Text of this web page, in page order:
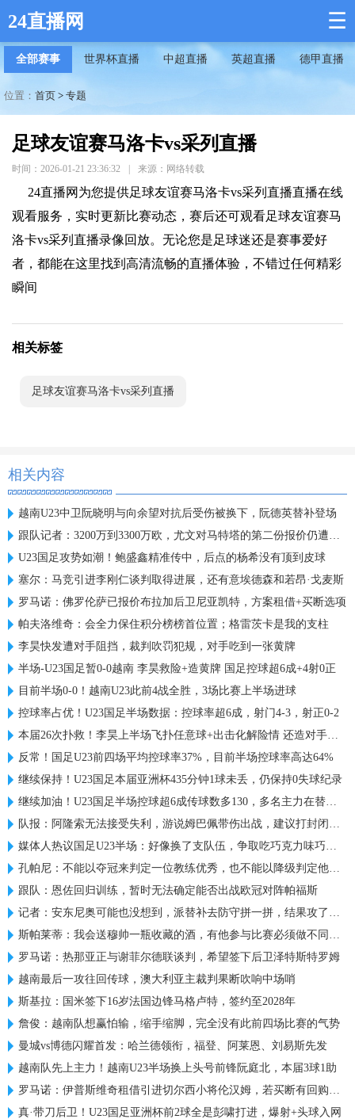
24直播网 ☰
全部赛事 世界杯直播 中超直播 英超直播 德甲直播
位置： 首页 > 专题
足球友谊赛马洛卡vs采列直播
时间：2026-01-21 23:36:32 来源：网络转载
24直播网为您提供足球友谊赛马洛卡vs采列直播直播在线
观看服务，实时更新比赛动态，赛后还可观看足球友谊赛马
洛卡vs采列直播录像回放。无论您是足球迷还是赛事爱好
者，都能在这里找到高清流畅的直播体验，不错过任何精彩
瞬间
相关标签
足球友谊赛马洛卡vs采列直播
相关内容
越南U23中卫阮晓明与向余望对抗后受伤被换下，阮德英替补登场
跟队记者：3200万到3300万欧，尤文对马特塔的第二份报价仍遭拒绝
U23国足攻势如潮！鲍盛鑫精准传中，后点的杨希没有顶到皮球
塞尔：马竞引进李刚仁谈判取得进展，还有意埃德森和若昂·戈麦斯
罗马诺：佛罗伦萨已报价布拉加后卫尼亚凯特，方案租借+买断选项
帕夫洛维奇：会全力保住积分榜榜首位置；格雷茨卡是我的支柱
李昊快发遭对手阻挡，裁判吹罚犯规，对手吃到一张黄牌
半场-U23国足暂0-0越南 李昊救险+造黄牌 国足控球超6成+4射0正
目前半场0-0！越南U23此前4战全胜，3场比赛上半场进球
控球率占优！U23国足半场数据：控球率超6成，射门4-3，射正0-2
本届26次扑救！李昊上半场飞扑任意球+出击化解险情 还造对手一黄
反常！国足U23前四场平均控球率37%，目前半场控球率高达64%
继续保持！U23国足本届亚洲杯435分钟1球未丢，仍保持0失球纪录
继续加油！U23国足半场控球超6成传球数多130，多名主力在替补席
队报：阿隆索无法接受失利，游说姆巴佩带伤出战，建议打封闭被拒
媒体人热议国足U23半场：好像换了支队伍，争取吃巧克力味巧克力
孔帕尼：不能以夺冠来判定一位教练优秀，也不能以降级判定他糟糕
跟队：恩佐回归训练，暂时无法确定能否出战欧冠对阵帕福斯
记者：安东尼奥可能也没想到，派替补去防守拼一拼，结果攻了半场
斯帕莱蒂：我会送穆帅一瓶收藏的酒，有他参与比赛必须做不同准备
罗马诺：热那亚正与谢菲尔德联谈判，希望签下后卫泽特斯特罗姆
越南最后一攻往回传球，澳大利亚主裁判果断吹响中场哨
斯基拉：国米签下16岁法国边锋马格卢特，签约至2028年
詹俊：越南队想赢怕输，缩手缩脚，完全没有此前四场比赛的气势
曼城vs博德闪耀首发：哈兰德领衔，福登、阿莱恩、刘易斯先发
越南队先上主力！越南U23半场换上头号前锋阮庭北，本届3球1助
罗马诺：伊普斯维奇租借引进切尔西小将伦汉姆，若买断有回购条款
真·带刀后卫！U23国足亚洲杯前2球全是彭啸打进，爆射+头球入网